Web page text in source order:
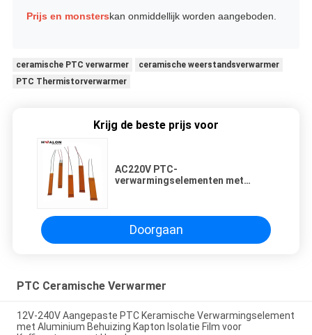
Prijs en monsterskan onmiddellijk worden aangeboden.
ceramische PTC verwarmer
ceramische weerstandsverwarmer
PTC Thermistorverwarmer
Krijg de beste prijs voor
AC220V PTC-
verwarmingselementen met
aanpasbare elektrische
verwarmingsapparatuur
Doorgaan
PTC Ceramische Verwarmer
12V-240V Aangepaste PTC Keramische Verwarmingselement
met Aluminium Behuizing Kapton Isolatie Film voor